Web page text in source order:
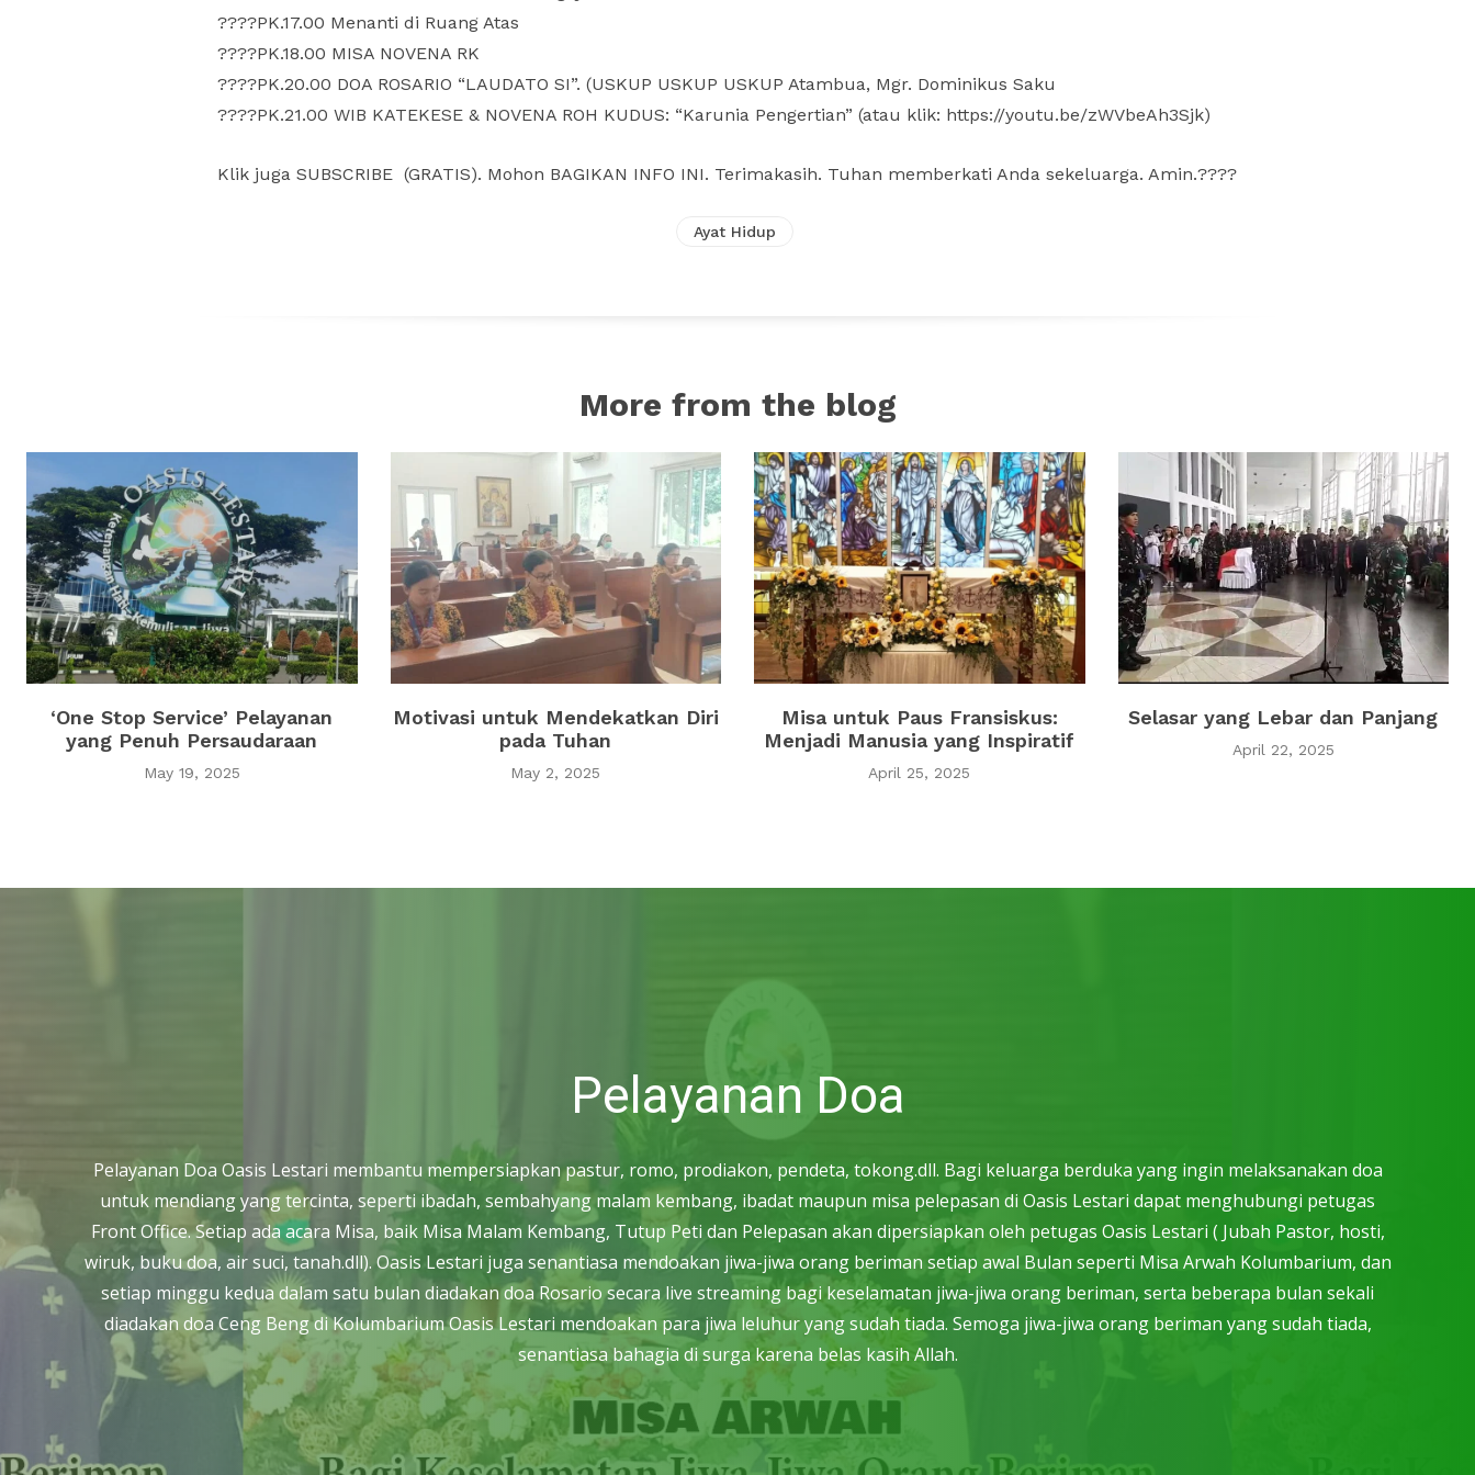
????️PK.17.00 Menanti di Ruang Atas
????️PK.18.00 MISA NOVENA RK
????PK.20.00 DOA ROSARIO “LAUDATO SI”. (USKUP USKUP USKUP Atambua, Mgr. Dominikus Saku
????️PK.21.00 WIB KATEKESE & NOVENA ROH KUDUS: “Karunia Pengertian” (atau klik: https://youtu.be/zWVbeAh3Sjk)
Klik juga SUBSCRIBE (GRATIS). Mohon BAGIKAN INFO INI. Terimakasih. Tuhan memberkati Anda sekeluarga. Amin.????
Ayat Hidup
More from the blog
‘One Stop Service’ Pelayanan
yang Penuh Persaudaraan
May 19, 2025
Motivasi untuk Mendekatkan Diri
pada Tuhan
May 2, 2025
Misa untuk Paus Fransiskus:
Menjadi Manusia yang Inspiratif
April 25, 2025
Selasar yang Lebar dan Panjang
April 22, 2025
Pelayanan Doa
Pelayanan Doa Oasis Lestari membantu mempersiapkan pastur, romo, prodiakon, pendeta, tokong.dll. Bagi keluarga berduka yang ingin melaksanakan doa
untuk mendiang yang tercinta, seperti ibadah, sembahyang malam kembang, ibadat maupun misa pelepasan di Oasis Lestari dapat menghubungi petugas
Front Office. Setiap ada acara Misa, baik Misa Malam Kembang, Tutup Peti dan Pelepasan akan dipersiapkan oleh petugas Oasis Lestari ( Jubah Pastor, hosti,
wiruk, buku doa, air suci, tanah.dll). Oasis Lestari juga senantiasa mendoakan jiwa-jiwa orang beriman setiap awal Bulan seperti Misa Arwah Kolumbarium, dan
setiap minggu kedua dalam satu bulan diadakan doa Rosario secara live streaming bagi keselamatan jiwa-jiwa orang beriman, serta beberapa bulan sekali
diadakan doa Ceng Beng di Kolumbarium Oasis Lestari mendoakan para jiwa leluhur yang sudah tiada. Semoga jiwa-jiwa orang beriman yang sudah tiada,
senantiasa bahagia di surga karena belas kasih Allah.